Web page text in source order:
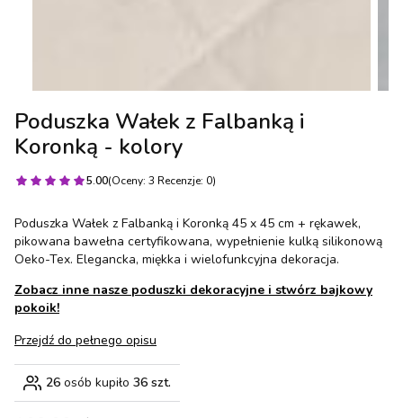
Poduszka Wałek z Falbanką i
Koronką - kolory
5.00(Oceny: 3 Recenzje: 0)
Poduszka Wałek z Falbanką i Koronką 45 x 45 cm + rękawek,
pikowana bawełna certyfikowana, wypełnienie kulką silikonową
Oeko-Tex. Elegancka, miękka i wielofunkcyjna dekoracja.
Zobacz inne nasze poduszki dekoracyjne i stwórz bajkowy
pokoik!
Przejdź do pełnego opisu
26 osób kupiło 36 szt.